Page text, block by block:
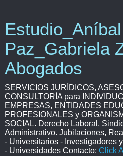
Estudio_Aníbal
Paz_Gabriela
Abogados
SERVICIOS JURÍDICOS,
CONSULTORÍA para
EMPRESAS, ENTIDADES
PROFESIONALES y
SOCIAL. Derecho Laboral,
Administrativo. Jubilaciones,
- Universitarios - Investigadores
- Universidades Contacto: Click